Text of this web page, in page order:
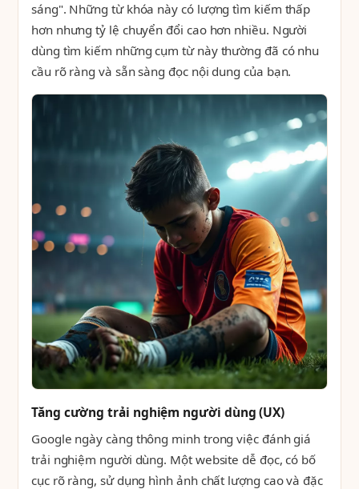
sáng". Những từ khóa này có lượng tìm kiếm thấp
hơn nhưng tỷ lệ chuyển đổi cao hơn nhiều. Người
dùng tìm kiếm những cụm từ này thường đã có nhu
cầu rõ ràng và sẵn sàng đọc nội dung của bạn.
Tăng cường trải nghiệm người dùng (UX)
Google ngày càng thông minh trong việc đánh giá
trải nghiệm người dùng. Một website dễ đọc, có bố
cục rõ ràng, sử dụng hình ảnh chất lượng cao và đặc